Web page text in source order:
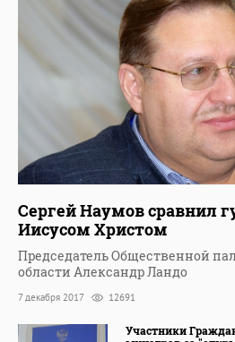
Сергей Наумов сравнил
Иисусом Христом
Председатель Общественной
области Александр Ландо
7 декабря 2017 12691
Участники